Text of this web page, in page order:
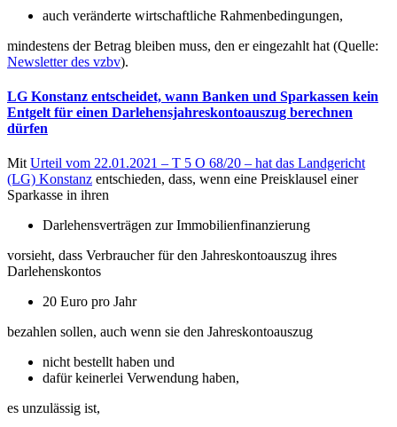
auch veränderte wirtschaftliche Rahmenbedingungen,
mindestens der Betrag bleiben muss, den er eingezahlt hat (Quelle:
Newsletter des vzbv).
LG Konstanz entscheidet, wann Banken und Sparkassen kein
Entgelt für einen Darlehensjahreskontoauszug berechnen
dürfen
Mit Urteil vom 22.01.2021 – T 5 O 68/20 – hat das Landgericht
(LG) Konstanz entschieden, dass, wenn eine Preisklausel einer
Sparkasse in ihren
Darlehensverträgen zur Immobilienfinanzierung
vorsieht, dass Verbraucher für den Jahreskontoauszug ihres
Darlehenskontos
20 Euro pro Jahr
bezahlen sollen, auch wenn sie den Jahreskontoauszug
nicht bestellt haben und
dafür keinerlei Verwendung haben,
es unzulässig ist,